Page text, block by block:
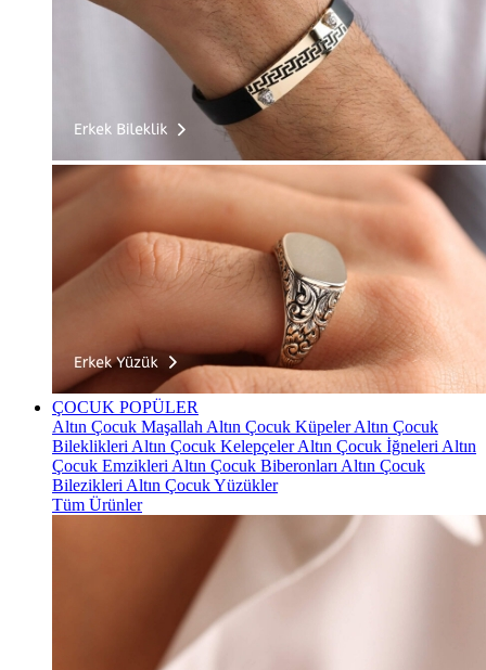
ÇOCUK POPÜLER
Altın Çocuk Maşallah Altın Çocuk KüpelerAltın Çocuk
Bileklikleri Altın Çocuk KelepçelerAltın Çocuk İğneleri Altın
Çocuk Emzikleri Altın Çocuk Biberonları Altın Çocuk
Bilezikleri Altın Çocuk Yüzükler
Tüm Ürünler